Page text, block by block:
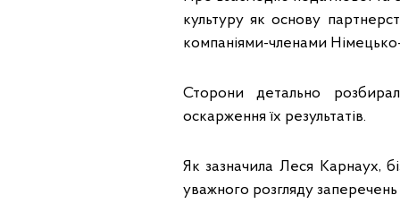
культуру як основу
компаніями-членами
Сторони детально
оскарження їх результатів.
Як зазначила Леся Карнаух,
уважного розгляду